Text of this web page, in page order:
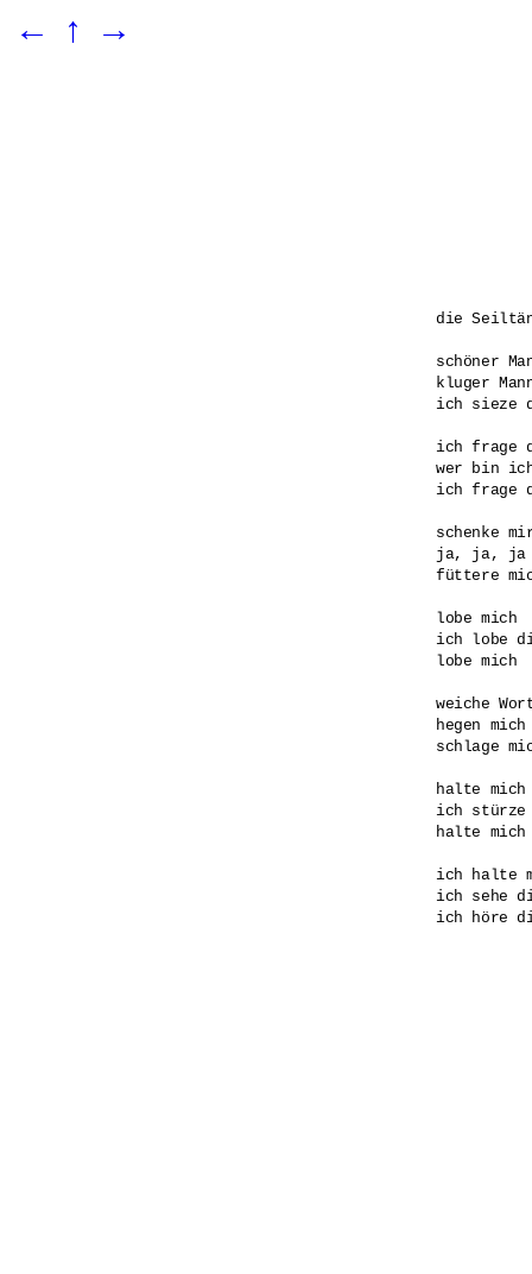
← ↑ →
die
schöner
kluger
ich sieze
ich frage
wer bin
ich frage
schenke
ja, ja, ja
füttere
lobe mich
ich lobe
lobe mich
weiche
hegen mich
schlage
halte mich
ich
halte mich
ich halte
ich sehe
ich höre